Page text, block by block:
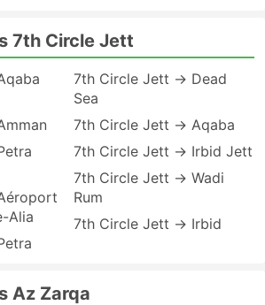
7th Circle Jett
Alia
7th Circle Jett → Dead
Sea
7th Circle Jett → Aqaba
7th Circle Jett → Irbid Jett
7th Circle Jett → Wadi
Rum
7th Circle Jett → Irbid
Az Zarqa